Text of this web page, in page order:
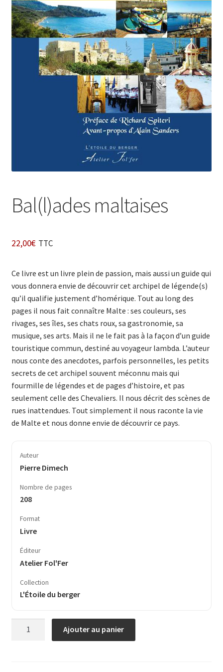
Login Customizer
Newsletter
Nous Contacter
Panier
Politique de confidentialité et cookies
Qui sommes-nous ?
Soutien à Philippe Randa
Bal(l)ades maltaises
22,00€ TTC
Ce livre est un livre plein de passion, mais aussi un guide qui
vous donnera envie de découvrir cet archipel de légende(s)
qu’il qualifie justement d’homérique. Tout au long des
pages il nous fait connaître Malte : ses couleurs, ses
rivages, ses îles, ses chats roux, sa gastronomie, sa
musique, ses arts. Mais il ne le fait pas à la façon d’un guide
touristique commun, destiné au voyageur lambda. L’auteur
nous conte des anecdotes, parfois personnelles, les petits
secrets de cet archipel souvent méconnu mais qui
fourmille de légendes et de pages d’histoire, et pas
seulement celle des Chevaliers. Il nous décrit des scènes de
rues inattendues. Tout simplement il nous raconte la vie
de Malte et nous donne envie de découvrir ce pays.
Auteur
Pierre Dimech
Nombre de pages
208
Format
Livre
Éditeur
Atelier Fol'Fer
Collection
L'Étoile du berger
Ajouter au panier